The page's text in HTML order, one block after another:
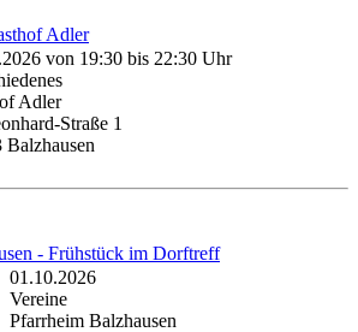
Adler
von 19:30 bis 22:30 Uhr
Adler
Straße 1
Balzhausen
- Frühstück im Dorftreff
01.10.2026
Vereine
Pfarrheim Balzhausen